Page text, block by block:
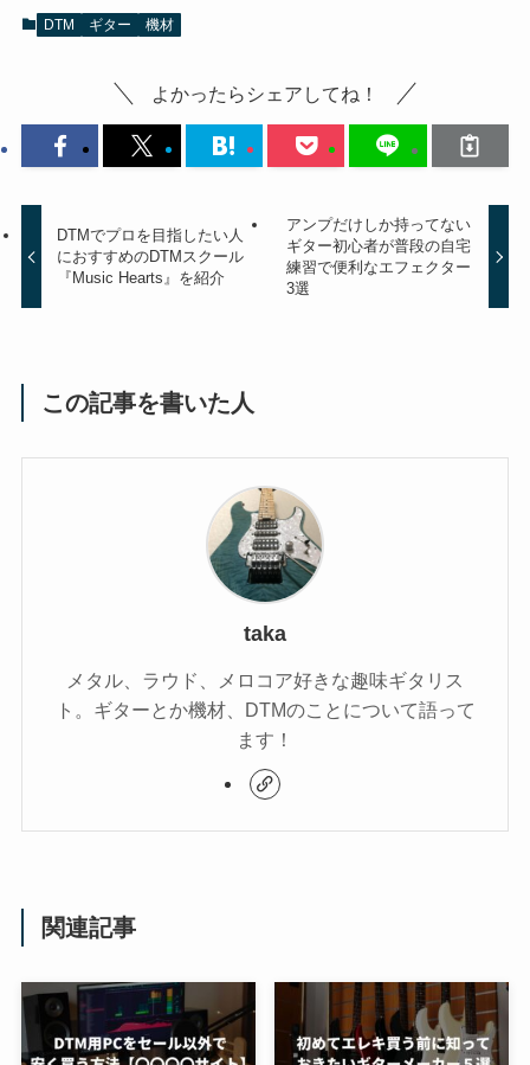
DTM ギター 機材
よかったらシェアしてね！
DTMでプロを目指したい人
におすすめのDTMスクール
『Music Hearts』を紹介
アンプだけしか持ってない
ギター初心者が普段の自宅
練習で便利なエフェクター
3選
この記事を書いた人
taka
メタル、ラウド、メロコア好きな趣味ギタリス
ト。ギターとか機材、DTMのことについて語って
ます！
関連記事